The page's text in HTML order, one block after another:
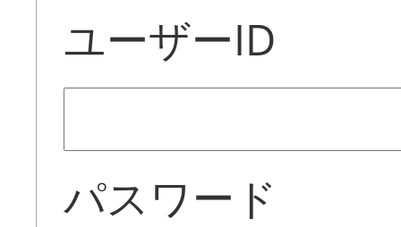
ユーザーID
パスワード